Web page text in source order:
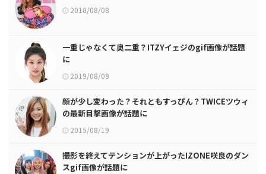
2018/08/08
一重じゃなくて奥二重？ITZYイェジのgif画像が話題
に
2019/08/09
顔が少し変わった？それともすっぴん？TWICEツウィ
の最新目撃画像が話題に
2015/08/19
撮影を終えてテンションが上がったIZONE咲良のダン
スgif画像が話題に